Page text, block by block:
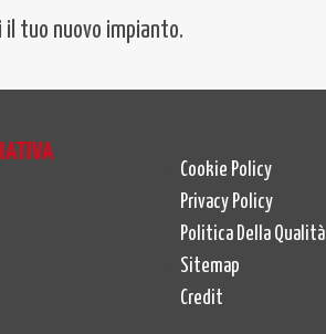
tuo nuovo impianto.
Cookie Policy
Privacy Policy
Politica Della Qualità
Sitemap
Credit